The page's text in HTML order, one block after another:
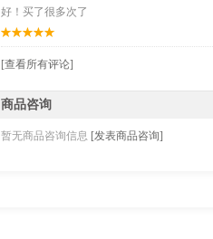
好！买了很多次了
[查看所有评论]
商品咨询
暂无商品咨询信息 [发表商品咨询]